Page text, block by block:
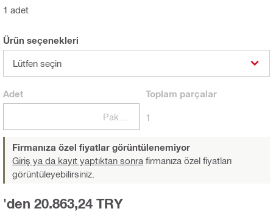
1 adet
Ürün seçenekleri
Lütfen seçin
Adet Toplam parçalar
1
Firmanıza özel fiyatlar görüntülenemiyor
Giriş ya da kayıt yaptıktan sonra firmanıza özel fiyatları
görüntüleyebilirsiniz.
'den 20.863,24 TRY